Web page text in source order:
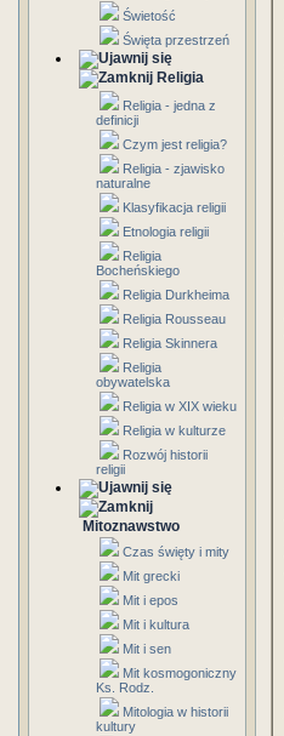
Świetość
Święta przestrzeń
Religia
Religia - jedna z
definicji
Czym jest religia?
Religia - zjawisko
naturalne
Klasyfikacja religii
Etnologia religii
Religia
Bocheńskiego
Religia Durkheima
Religia Rousseau
Religia Skinnera
Religia
obywatelska
Religia w XIX wieku
Religia w kulturze
Rozwój historii
religii
Mitoznawstwo
Czas święty i mity
Mit grecki
Mit i epos
Mit i kultura
Mit i sen
Mit kosmogoniczny
Ks. Rodz.
Mitologia w historii
kultury